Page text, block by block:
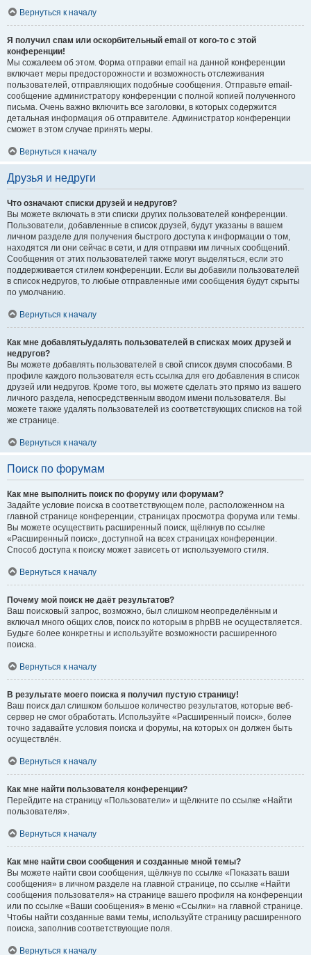
Вернуться к началу
Я получил спам или оскорбительный email от кого-то с этой
конференции!
Мы сожалеем об этом. Форма отправки email на данной конференции
включает меры предосторожности и возможность отслеживания
пользователей, отправляющих подобные сообщения. Отправьте email-
сообщение администратору конференции с полной копией полученного
письма. Очень важно включить все заголовки, в которых содержится
детальная информация об отправителе. Администратор конференции
сможет в этом случае принять меры.
Вернуться к началу
Друзья и недруги
Что означают списки друзей и недругов?
Вы можете включать в эти списки других пользователей конференции.
Пользователи, добавленные в список друзей, будут указаны в вашем
личном разделе для получения быстрого доступа к информации о том,
находятся ли они сейчас в сети, и для отправки им личных сообщений.
Сообщения от этих пользователей также могут выделяться, если это
поддерживается стилем конференции. Если вы добавили пользователей
в список недругов, то любые отправленные ими сообщения будут скрыты
по умолчанию.
Вернуться к началу
Как мне добавлять/удалять пользователей в списках моих друзей и
недругов?
Вы можете добавлять пользователей в свой список двумя способами. В
профиле каждого пользователя есть ссылка для его добавления в список
друзей или недругов. Кроме того, вы можете сделать это прямо из вашего
личного раздела, непосредственным вводом имени пользователя. Вы
можете также удалять пользователей из соответствующих списков на той
же странице.
Вернуться к началу
Поиск по форумам
Как мне выполнить поиск по форуму или форумам?
Задайте условие поиска в соответствующем поле, расположенном на
главной странице конференции, страницах просмотра форума или темы.
Вы можете осуществить расширенный поиск, щёлкнув по ссылке
«Расширенный поиск», доступной на всех страницах конференции.
Способ доступа к поиску может зависеть от используемого стиля.
Вернуться к началу
Почему мой поиск не даёт результатов?
Ваш поисковый запрос, возможно, был слишком неопределённым и
включал много общих слов, поиск по которым в phpBB не осуществляется.
Будьте более конкретны и используйте возможности расширенного
поиска.
Вернуться к началу
В результате моего поиска я получил пустую страницу!
Ваш поиск дал слишком большое количество результатов, которые веб-
сервер не смог обработать. Используйте «Расширенный поиск», более
точно задавайте условия поиска и форумы, на которых он должен быть
осуществлён.
Вернуться к началу
Как мне найти пользователя конференции?
Перейдите на страницу «Пользователи» и щёлкните по ссылке «Найти
пользователя».
Вернуться к началу
Как мне найти свои сообщения и созданные мной темы?
Вы можете найти свои сообщения, щёлкнув по ссылке «Показать ваши
сообщения» в личном разделе на главной странице, по ссылке «Найти
сообщения пользователя» на странице вашего профиля на конференции
или по ссылке «Ваши сообщения» в меню «Ссылки» на главной странице.
Чтобы найти созданные вами темы, используйте страницу расширенного
поиска, заполнив соответствующие поля.
Вернуться к началу